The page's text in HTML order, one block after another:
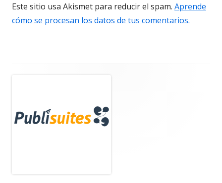
Este sitio usa Akismet para reducir el spam. Aprende
cómo se procesan los datos de tus comentarios.
lateral
principal